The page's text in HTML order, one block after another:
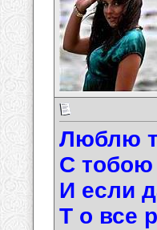
Люблю
С тобою
И если
Т о все